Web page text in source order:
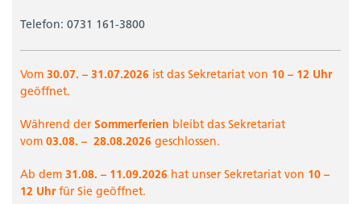
Telefon: 0731 161-3800
Vom 30.07. – 31.07.2026 ist das Sekretariat von 10 – 12 Uhr
geöffnet.
Während der Sommerferien bleibt das Sekretariat
vom 03.08. – 28.08.2026 geschlossen.
Ab dem 31.08. – 11.09.2026 hat unser Sekretariat von 10 –
12 Uhrfür Sie geöffnet.